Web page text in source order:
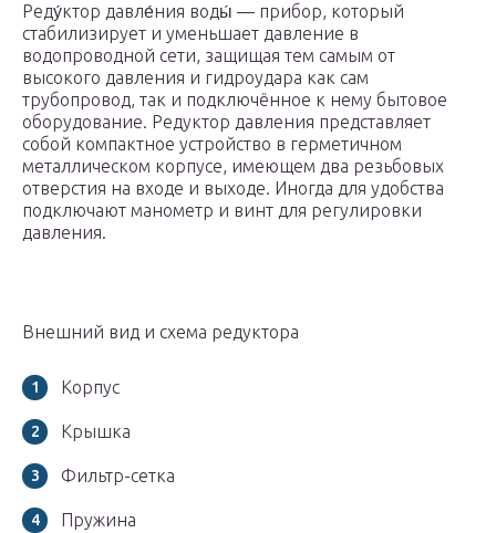
Реду́ктор давле́ния воды́ — прибор, который
стабилизирует и уменьшает давление в
водопроводной сети, защищая тем самым от
высокого давления и гидроудара как сам
трубопровод, так и подключённое к нему бытовое
оборудование. Редуктор давления представляет
собой компактное устройство в герметичном
металлическом корпусе, имеющем два резьбовых
отверстия на входе и выходе. Иногда для удобства
подключают манометр и винт для регулировки
давления.
Внешний вид и схема редуктора
Корпус
Крышка
Фильтр-сетка
Пружина